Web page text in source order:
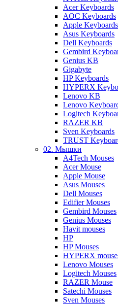
Acer Keyboards
AOC Keyboards
Apple Keyboards
Asus Keyboards
Dell Keyboards
Gembird
Genius KB
Gigabyte
HP Keyboards
HYPERX
Lenovo KB
Lenovo
Logitech
RAZER KB
Sven Keyboards
TRUST
02. Мышки
A4Tech Mouses
Acer Mouse
Apple Mouse
Asus Mouses
Dell Mouses
Edifier Mouses
Gembird Mouses
Genius Mouses
Havit mouses
HP
HP Mouses
HYPERX
Lenovo Mouses
Logitech Mouses
RAZER Mouse
Satechi Mouses
Sven Mouses